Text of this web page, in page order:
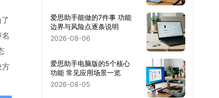
方
爱思助手能做的7件事 功能
边界与风险点逐条说明
2026-08-06
爱思助手电脑版的5个核心
功能 常见应用场景一览
2026-08-05